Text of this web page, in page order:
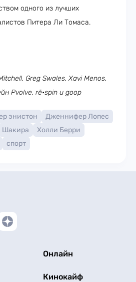
одного из лучших
Питера Ли Томаса.
Greg Swales, Xavi Menos,
Pvolve, rē•spin и goop
энистон
Дженнифер Лопес
Шакира
Холли Берри
спорт
Онлайн
Кинокайф